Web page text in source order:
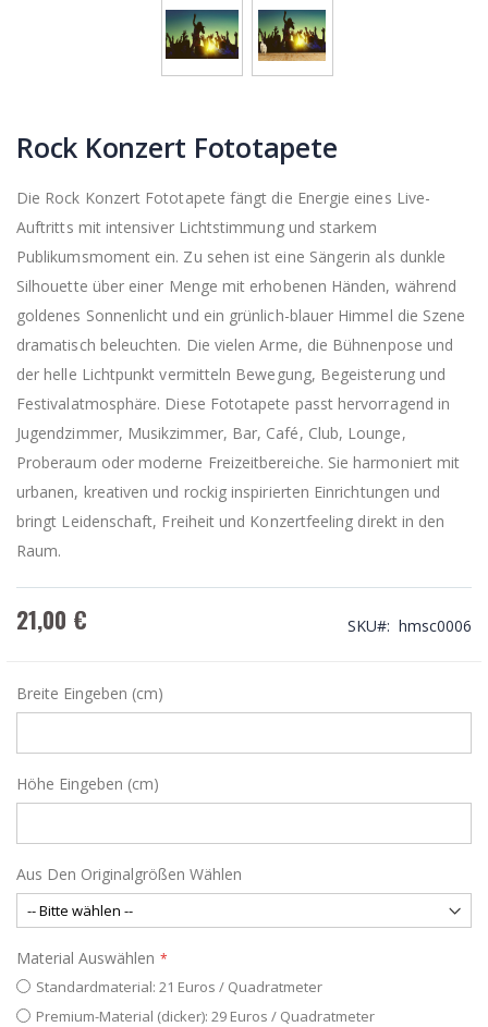
Rock Konzert Fototapete
Die Rock Konzert Fototapete fängt die Energie eines Live-
Auftritts mit intensiver Lichtstimmung und starkem
Publikumsmoment ein. Zu sehen ist eine Sängerin als dunkle
Silhouette über einer Menge mit erhobenen Händen, während
goldenes Sonnenlicht und ein grünlich-blauer Himmel die Szene
dramatisch beleuchten. Die vielen Arme, die Bühnenpose und
der helle Lichtpunkt vermitteln Bewegung, Begeisterung und
Festivalatmosphäre. Diese Fototapete passt hervorragend in
Jugendzimmer, Musikzimmer, Bar, Café, Club, Lounge,
Proberaum oder moderne Freizeitbereiche. Sie harmoniert mit
urbanen, kreativen und rockig inspirierten Einrichtungen und
bringt Leidenschaft, Freiheit und Konzertfeeling direkt in den
Raum.
21,00 € SKU hmsc0006
Breite Eingeben (cm)
Höhe Eingeben (cm)
Aus Den Originalgrößen Wählen
Material Auswählen
Standardmaterial: 21 Euros / Quadratmeter
Premium-Material (dicker): 29 Euros / Quadratmeter